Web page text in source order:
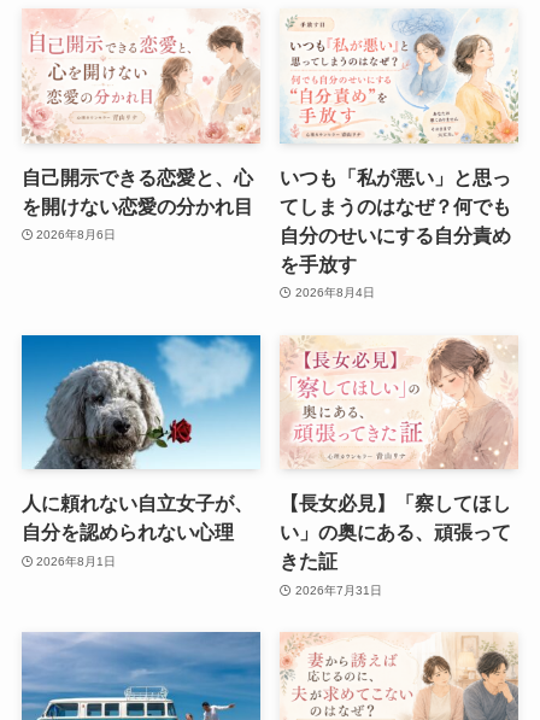
自己開示できる恋愛と、心
を開けない恋愛の分かれ目
2026年8月6日
いつも「私が悪い」と思っ
てしまうのはなぜ？何でも
自分のせいにする自分責め
を手放す
2026年8月4日
人に頼れない自立女子が、
自分を認められない心理
2026年8月1日
【長女必見】「察してほし
い」の奥にある、頑張って
きた証
2026年7月31日